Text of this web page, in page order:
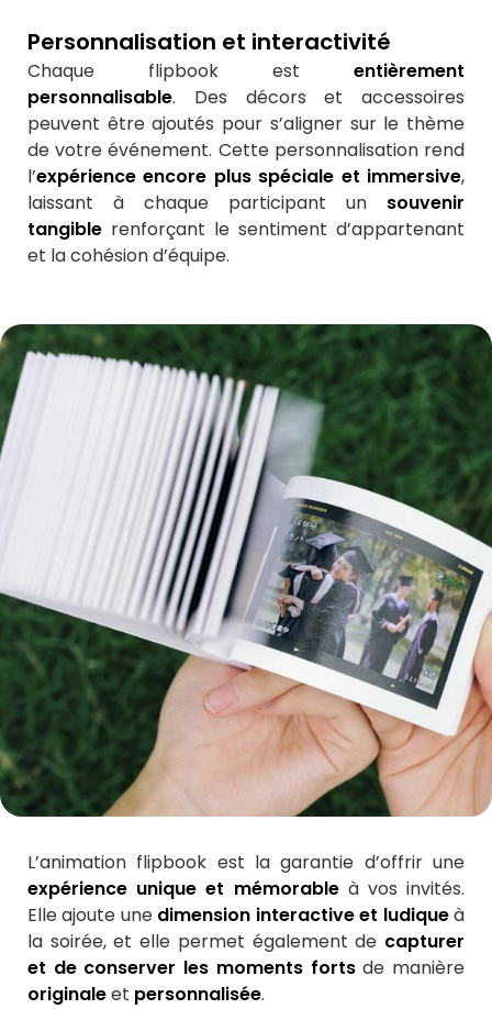
Personnalisation et interactivité
Chaque flipbook est entièrement
personnalisable. Des décors et accessoires
peuvent être ajoutés pour s’aligner sur le thème
de votre événement. Cette personnalisation rend
l’expérience encore plus spéciale et immersive,
laissant à chaque participant un souvenir
tangible renforçant le sentiment d’appartenant
et la cohésion d’équipe.
L’animation flipbook est la garantie d’offrir une
expérience unique et mémorable à vos invités.
Elle ajoute une dimension interactive et ludiqueà
la soirée, et elle permet également de capturer
et de conserver les moments fortsde manière
originaleet personnalisée.